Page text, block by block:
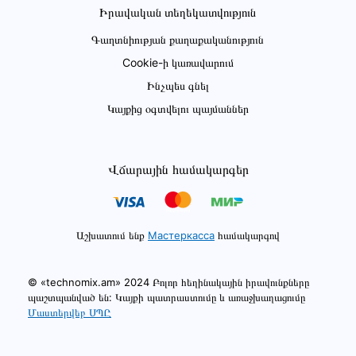
Իրավական տեղեկատվություն
Գաղտնիության քաղաքականություն
Cookie-ի կառավարում
Ինչպես գնել
Կայքից օգտվելու պայմաններ
Վճարային համակարգեր
Աշխատում ենք Мастеркасса համակարգով
© «technomix.am» 2024 Բոլոր հեղինակային իրավունքները
պաշտպանված են: Կայքի պատրաստումը և առաջխաղացումը
Մաստերվեբ ՍՊԸ